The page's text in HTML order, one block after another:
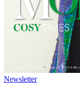
Newsletter